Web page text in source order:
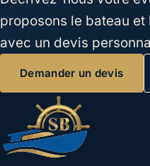
proposons le bateau
avec un devis
Demander un devis